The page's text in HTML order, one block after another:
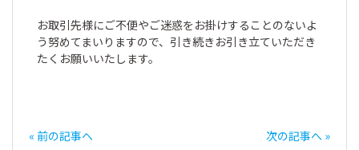
お取引先様にご不便やご迷惑をお掛けすることのないよ
う努めてまいりますので、引き続きお引き立ていただき
たくお願いいたします。
« 前の記事へ 次の記事へ »